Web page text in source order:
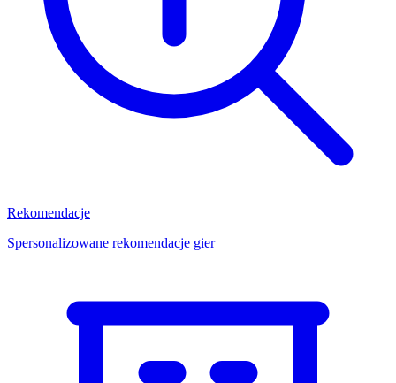
Rekomendacje
Spersonalizowane rekomendacje gier